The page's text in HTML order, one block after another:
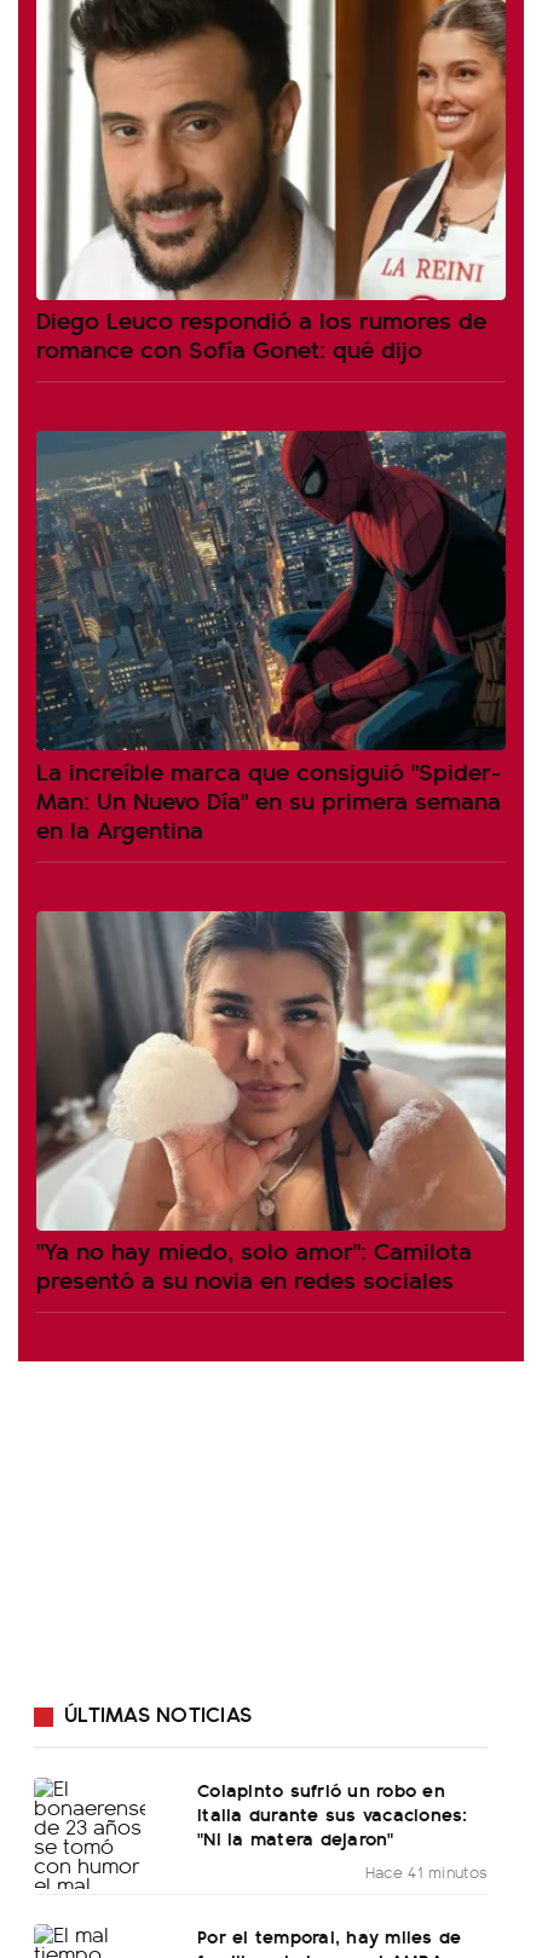
Diego Leuco respondió a los rumores de
romance con Sofía Gonet: qué dijo
La increíble marca que consiguió "Spider-
Man: Un Nuevo Día" en su primera semana
en la Argentina
"Ya no hay miedo, solo amor": Camilota
presentó a su novia en redes sociales
ÚLTIMAS NOTICIAS
Colapinto sufrió un robo en
Italia durante sus vacaciones:
"Ni la matera dejaron"
Hace 41 minutos
Por el temporal, hay miles de